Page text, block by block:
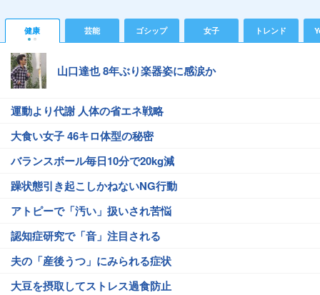
健康 芸能 ゴシップ 女子 トレンド
山口達也 8年ぶり楽器姿に感涙か
運動より代謝 人体の省エネ戦略
大食い女子 46キロ体型の秘密
バランスボール毎日10分で20kg減
躁状態引き起こしかねないNG行動
アトピーで「汚い」扱いされ苦悩
認知症研究で「音」注目される
夫の「産後うつ」にみられる症状
大豆を摂取してストレス過食防止